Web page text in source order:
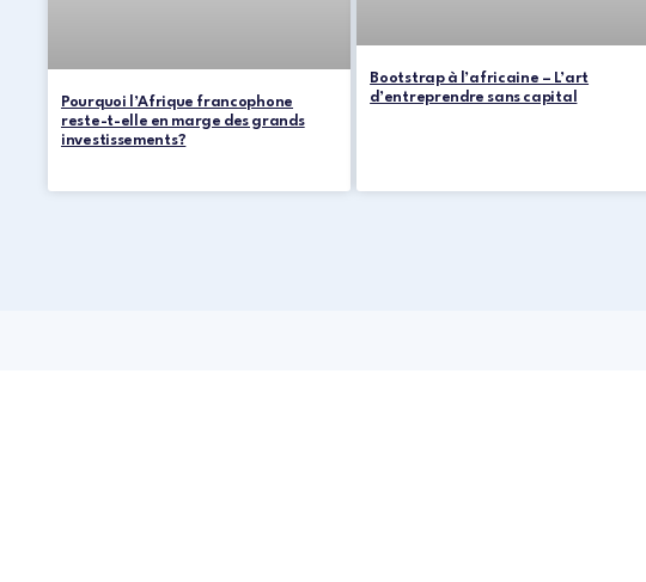
Pourquoi l’Afrique francophone
reste-t-elle en marge des grands
investissements?
Bootstrap à l’africaine – L’art
d’entreprendre sans capital